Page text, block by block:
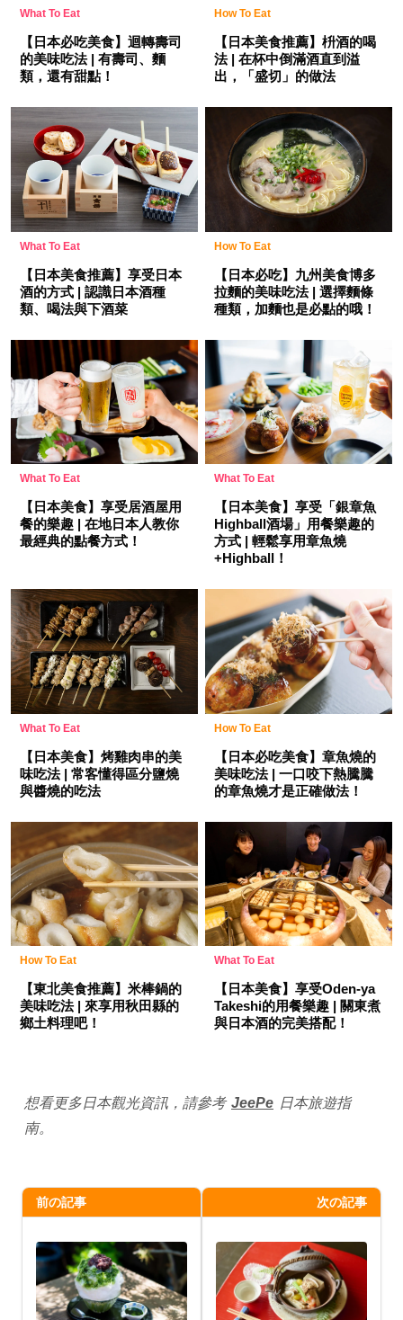
What To Eat
【日本必吃美食】迴轉壽司
的美味吃法 | 有壽司、麵
類，還有甜點！
How To Eat
【日本美食推薦】枡酒的喝
法 | 在杯中倒滿酒直到溢
出，「盛切」的做法
What To Eat
【日本美食推薦】享受日本
酒的方式 | 認識日本酒種
類、喝法與下酒菜
How To Eat
【日本必吃】九州美食博多
拉麵的美味吃法 | 選擇麵條
種類，加麵也是必點的哦！
What To Eat
【日本美食】享受居酒屋用
餐的樂趣 | 在地日本人教你
最經典的點餐方式！
What To Eat
【日本美食】享受「銀章魚
Highball酒場」用餐樂趣的
方式 | 輕鬆享用章魚燒
+Highball！
What To Eat
【日本美食】烤雞肉串的美
味吃法 | 常客懂得區分鹽燒
與醬燒的吃法
How To Eat
【日本必吃美食】章魚燒的
美味吃法 | 一口咬下熱騰騰
的章魚燒才是正確做法！
How To Eat
【東北美食推薦】米棒鍋的
美味吃法 | 來享用秋田縣的
鄉土料理吧！
What To Eat
【日本美食】享受Oden-ya
Takeshi的用餐樂趣 | 關東煮
與日本酒的完美搭配！
想看更多日本觀光資訊，請參考 JeePe 日本旅遊指
南。
前の記事 次の記事